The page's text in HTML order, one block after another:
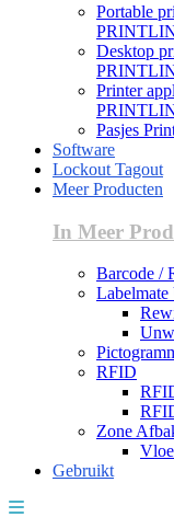
Portable
Desktop
Printer
Pasjes
Software
Lockout Tagout
Meer Producten
In Meer
Barcode /
RFID
Zone
Gebruikt